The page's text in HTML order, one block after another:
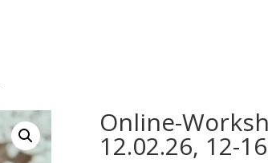
Online-
12.02.26, 12-